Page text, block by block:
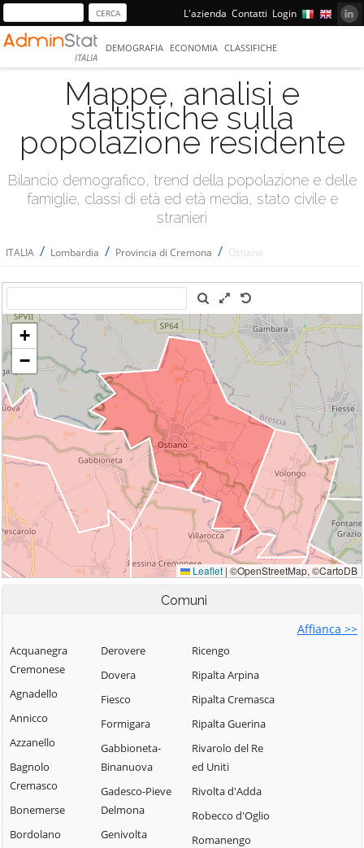
L'azienda Contatti Login
ITALIA
DEMOGRAFIA ECONOMIA CLASSIFICHE
Mappe, analisi e
statistiche sulla
popolazione residente
Bilancio demografico, trend della popolazione e delle
famiglie, classi di età ed età media, stato civile e
stranieri
ITALIA / Lombardia / Provincia di Cremona / Ostiano
Comuni
Affianca >>
Acquanegra
Cremonese
Agnadello
Annicco
Azzanello
Bagnolo
Cremasco
Bonemerse
Bordolano
Derovere
Dovera
Fiesco
Formigara
Gabbioneta-
Binanuova
Gadesco-Pieve
Delmona
Genivolta
Ricengo
Ripalta Arpina
Ripalta Cremasca
Ripalta Guerina
Rivarolo del Re
ed Uniti
Rivolta d'Adda
Robecco d'Oglio
Romanengo